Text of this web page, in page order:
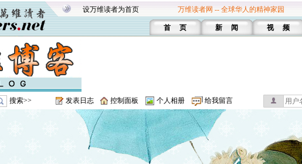
设万维读者为首页 万维读者网 -- 全球华人的精神家园
首 页 新 闻 视 频
搜索>> 发表日志 控制面板 个人相册 给我留言